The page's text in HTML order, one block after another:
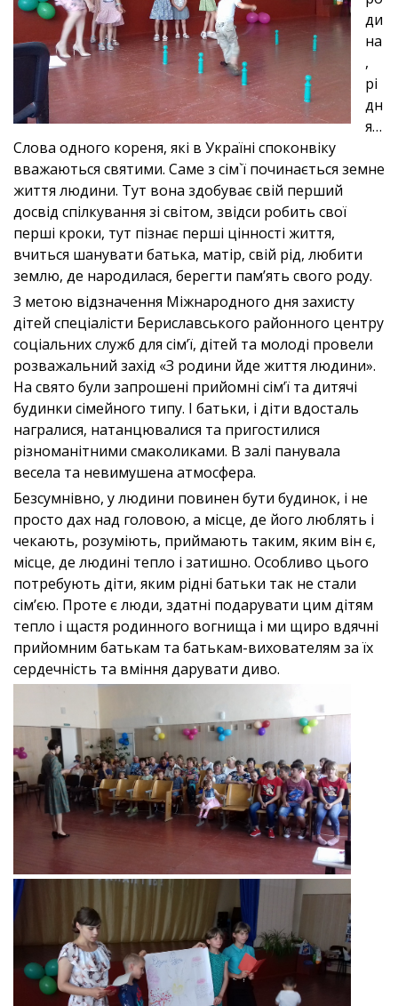
ди
на
,
рі
дн
я…
Слова одного кореня, які в Україні споконвіку
вважаються святими. Саме з сім`ї починається земне
життя людини. Тут вона здобуває свій перший
досвід спілкування зі світом, звідси робить свої
перші кроки, тут пізнає перші цінності життя,
вчиться шанувати батька, матір, свій рід, любити
землю, де народилася, берегти пам’ять свого роду.
З метою відзначення Міжнародного дня захисту
дітей спеціалісти Бериславського районного центру
соціальних служб для сім’ї, дітей та молоді провели
розважальний захід «З родини йде життя людини».
На свято були запрошені прийомні сім’ї та дитячі
будинки сімейного типу. І батьки, і діти вдосталь
награлися, натанцювалися та пригостилися
різноманітними смаколиками. В залі панувала
весела та невимушена атмосфера.
Безсумнівно, у людини повинен бути будинок, і не
просто дах над головою, а місце, де його люблять і
чекають, розуміють, приймають таким, яким він є,
місце, де людині тепло і затишно. Особливо цього
потребують діти, яким рідні батьки так не стали
сім’єю. Проте є люди, здатні подарувати цим дітям
тепло і щастя родинного вогнища і ми щиро вдячні
прийомним батькам та батькам-вихователям за їх
сердечність та вміння дарувати диво.